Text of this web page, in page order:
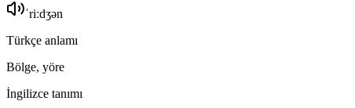
ˈriːdʒən
Türkçe anlamı
Bölge, yöre
İngilizce tanımı